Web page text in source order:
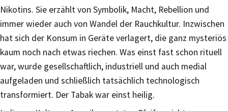
Nikotins. Sie erzählt von Symbolik, Macht, Rebellion und
immer wieder auch von Wandel der Rauchkultur. Inzwischen
hat sich der Konsum in Geräte verlagert, die ganz mysteriös
kaum noch nach etwas riechen. Was einst fast schon rituell
war, wurde gesellschaftlich, industriell und auch medial
aufgeladen und schließlich tatsächlich technologisch
transformiert. Der Tabak war einst heilig.